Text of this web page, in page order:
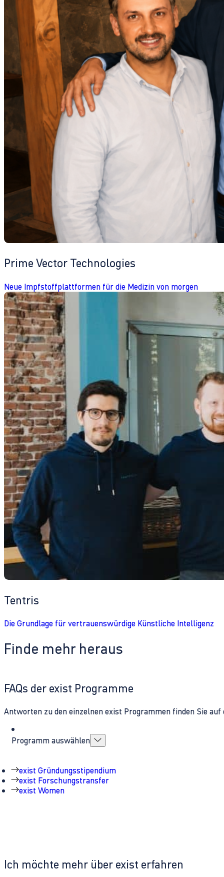
Prime Vector Technologies
Neue Impfstoffplattformen für die Medizin von morgen
Tentris
Die Grundlage für vertrauenswürdige Künstliche Intelligenz
Finde mehr heraus
Ich möchte mehr über exist erfahren
FAQs der exist Programme
Antworten zu den einzelnen exist Programmen finden Sie
Programm auswählen
exist Gründungsstipendium
exist Forschungstransfer
exist Women